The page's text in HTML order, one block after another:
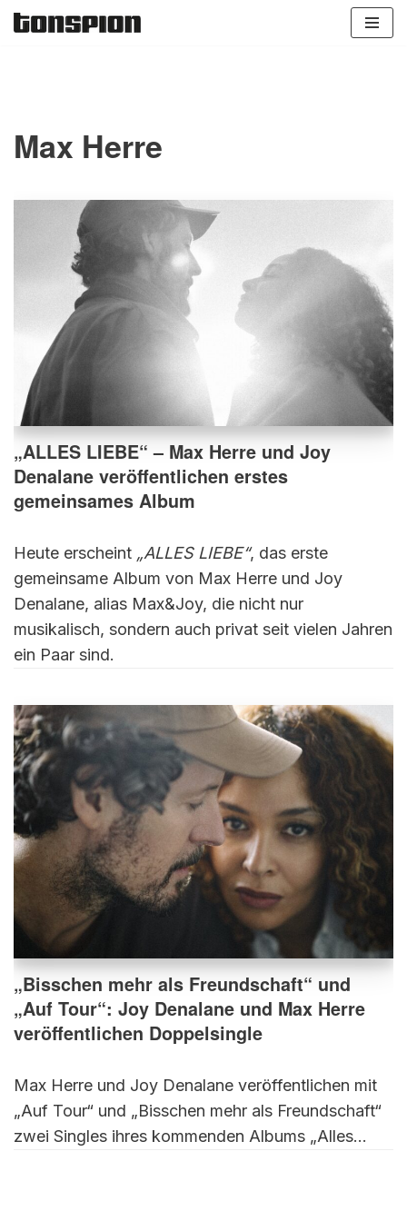
Max Herre
„ALLES LIEBE“ – Max Herre und Joy
Denalane veröffentlichen erstes
gemeinsames Album
Heute erscheint „ALLES LIEBE“, das erste
gemeinsame Album von Max Herre und Joy
Denalane, alias Max&Joy, die nicht nur
musikalisch, sondern auch privat seit vielen Jahren
ein Paar sind.
„Bisschen mehr als Freundschaft“ und
„Auf Tour“: Joy Denalane und Max Herre
veröffentlichen Doppelsingle
Max Herre und Joy Denalane veröffentlichen mit
„Auf Tour“ und „Bisschen mehr als Freundschaft“
zwei Singles ihres kommenden Albums „Alles…